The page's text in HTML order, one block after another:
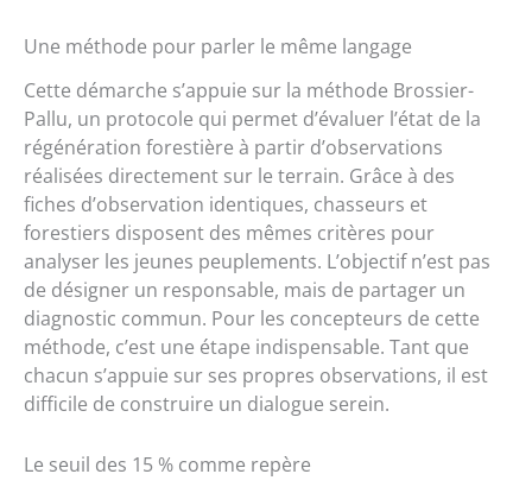
Une méthode pour parler le même langage
Cette démarche s’appuie sur la méthode Brossier-
Pallu, un protocole qui permet d’évaluer l’état de la
régénération forestière à partir d’observations
réalisées directement sur le terrain. Grâce à des
fiches d’observation identiques, chasseurs et
forestiers disposent des mêmes critères pour
analyser les jeunes peuplements. L’objectif n’est pas
de désigner un responsable, mais de partager un
diagnostic commun. Pour les concepteurs de cette
méthode, c’est une étape indispensable. Tant que
chacun s’appuie sur ses propres observations, il est
difficile de construire un dialogue serein.
Le seuil des 15 % comme repère